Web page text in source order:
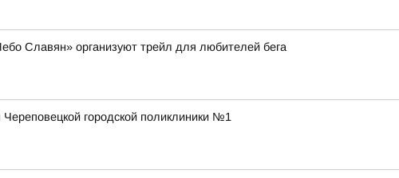
Славян» организуют трейл для любителей бега
городской поликлиники №1